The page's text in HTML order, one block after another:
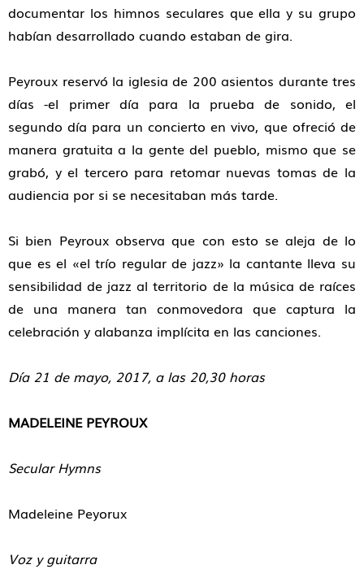
documentar los himnos seculares que ella y su grupo
habían desarrollado cuando estaban de gira.
Peyroux reservó la iglesia de 200 asientos durante tres
días -el primer día para la prueba de sonido, el
segundo día para un concierto en vivo, que ofreció de
manera gratuita a la gente del pueblo, mismo que se
grabó, y el tercero para retomar nuevas tomas de la
audiencia por si se necesitaban más tarde.
Si bien Peyroux observa que con esto se aleja de lo
que es el «el trío regular de jazz» la cantante lleva su
sensibilidad de jazz al territorio de la música de raíces
de una manera tan conmovedora que captura la
celebración y alabanza implícita en las canciones.
Día 21 de mayo, 2017, a las 20,30 horas
MADELEINE PEYROUX
Secular Hymns
Madeleine Peyorux
Voz y guitarra